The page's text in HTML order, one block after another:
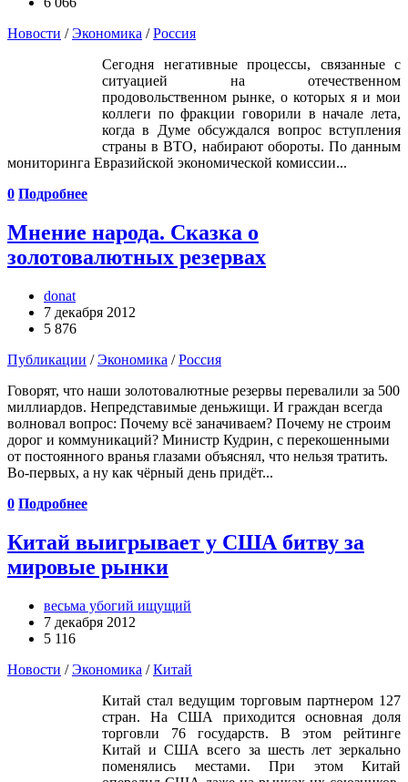
Новости /Экономика /Россия
Сегодня негативные процессы, связанные с
ситуацией на отечественном
продовольственном рынке, о которых я и мои
коллеги по фракции говорили в начале лета,
когда в Думе обсуждался вопрос вступления
страны в ВТО, набирают обороты. По данным
мониторинга Евразийской экономической комиссии...
0 Подробнее
Мнение народа. Сказка о
золотовалютных резервах
donat
7 декабря 2012
5 876
Публикации /Экономика /Россия
Говорят, что наши золотовалютные резервы перевалили за 500
миллиардов. Непредставимые деньжищи. И граждан всегда
волновал вопрос: Почему всё заначиваем? Почему не строим
дорог и коммуникаций? Министр Кудрин, с перекошенными
от постоянного вранья глазами объяснял, что нельзя тратить.
Во-первых, а ну как чёрный день придёт...
0 Подробнее
Китай выигрывает у США битву за
мировые рынки
весьма убогий ищущий
7 декабря 2012
5 116
Новости /Экономика /Китай
Китай стал ведущим торговым партнером 127
стран. На США приходится основная доля
торговли 76 государств. В этом рейтинге
Китай и США всего за шесть лет зеркально
поменялись местами. При этом Китай